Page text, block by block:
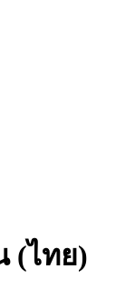
(ไทย)